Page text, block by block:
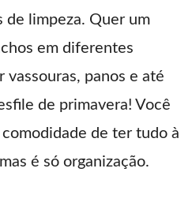
de limpeza. Quer um
em diferentes
vassouras, panos e até
de primavera! Você
de ter tudo à
é só organização.